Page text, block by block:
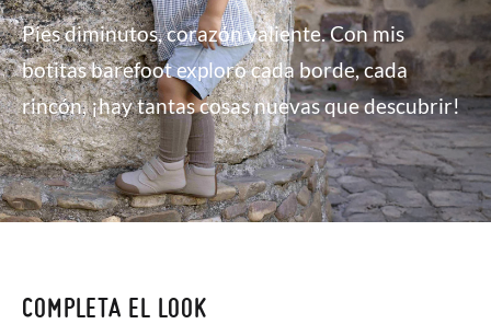
Pies diminutos, corazón valiente. Con mis
botitas barefoot exploro cada borde, cada
rincón, ¡hay tantas cosas nuevas que descubrir!
COMPLETA EL LOOK